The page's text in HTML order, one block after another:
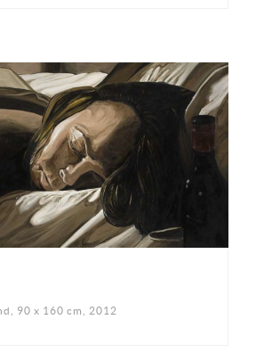
90 x 160 cm, 2012